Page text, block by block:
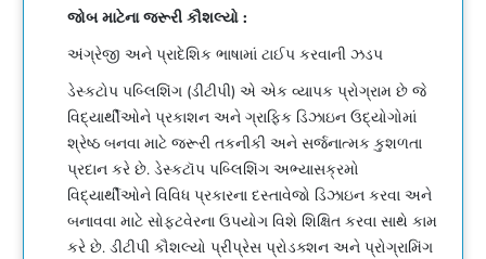
જોબ માટેના જરૂરી કૌશલ્યો :
અંગ્રેજી અને પ્રાદેશિક ભાષામાં ટાઈપ કરવાની ઝડપ
ડેસ્કટોપ પબ્લિશિંગ (ડીટીપી) એ એક વ્યાપક પ્રોગ્રામ છે જે
વિદ્યાર્થીઓને પ્રકાશન અને ગ્રાફિક ડિઝાઇન ઉદ્યોગોમાં
શ્રેષ્ઠ બનવા માટે જરૂરી તકનીકી અને સર્જનાત્મક કુશળતા
પ્રદાન કરે છે. ડેસ્કટૉપ પબ્લિશિંગ અભ્યાસક્રમો
વિદ્યાર્થીઓને વિવિધ પ્રકારના દસ્તાવેજો ડિઝાઇન કરવા અને
બનાવવા માટે સોફ્ટવેરના ઉપયોગ વિશે શિક્ષિત કરવા સાથે કામ
કરે છે. ડીટીપી કૌશલ્યો પ્રીપ્રેસ પ્રોડક્શન અને પ્રોગ્રામિંગ